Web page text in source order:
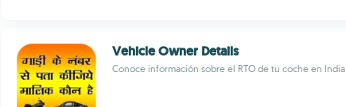
Vehicle Owner Details
Conoce información sobre el RTO de tu coche en India